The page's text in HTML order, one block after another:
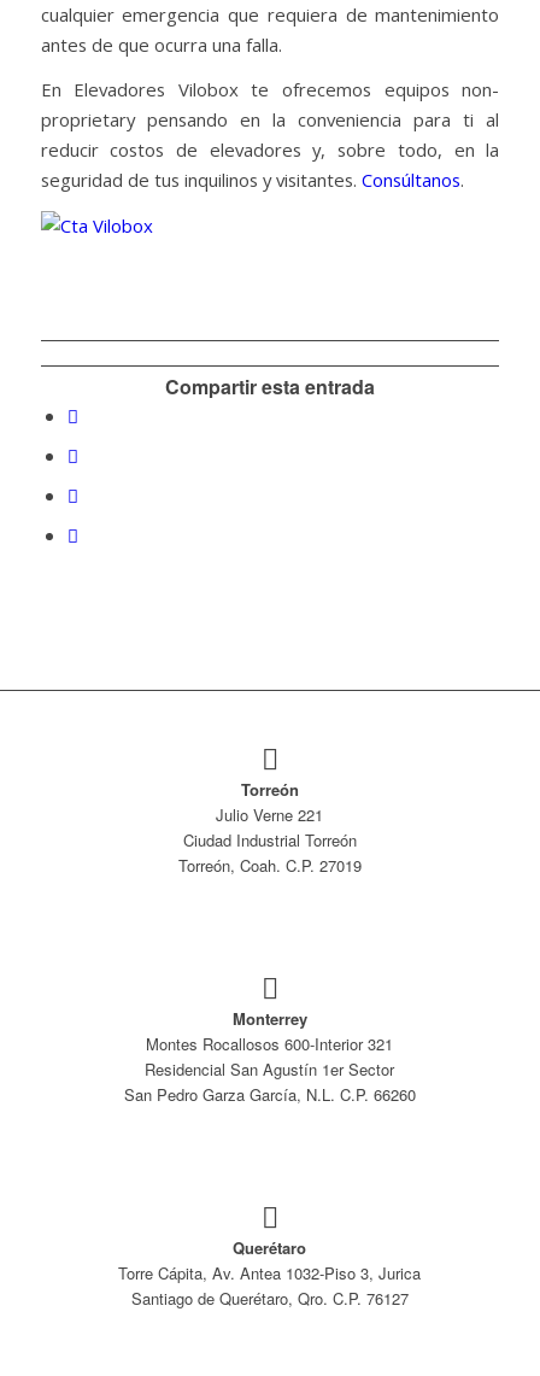
cualquier emergencia que requiera de mantenimiento
antes de que ocurra una falla.
En Elevadores Vilobox te ofrecemos equipos non-
proprietary pensando en la conveniencia para ti al
reducir costos de elevadores y, sobre todo, en la
seguridad de tus inquilinos y visitantes. Consúltanos.
Compartir esta entrada
Torreón
Julio Verne 221
Ciudad Industrial Torreón
Torreón, Coah. C.P. 27019
Monterrey
Montes Rocallosos 600-Interior 321
Residencial San Agustín 1er Sector
San Pedro Garza García, N.L. C.P. 66260
Querétaro
Torre Cápita, Av. Antea 1032-Piso 3, Jurica
Santiago de Querétaro, Qro. C.P. 76127